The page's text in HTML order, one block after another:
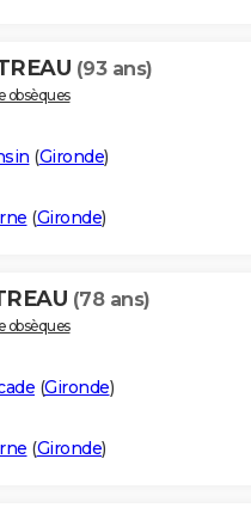
(93 ans)
obsèques
(Gironde)
(Gironde)
(78 ans)
obsèques
(Gironde)
(Gironde)